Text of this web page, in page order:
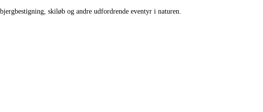
skiløb og andre udfordrende eventyr i naturen.